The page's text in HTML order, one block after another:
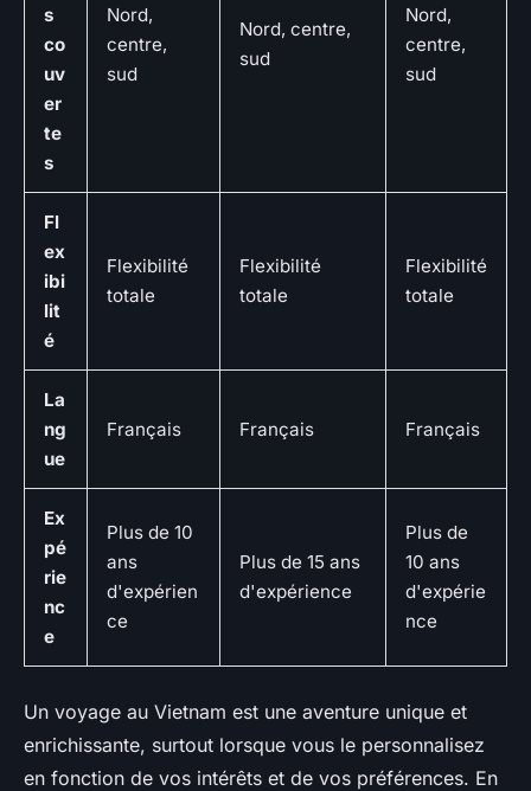
s
co
uv
er
te
s
Nord,
centre,
sud
Nord, centre,
sud
Nord,
centre,
sud
Fl
ex
ibi
lit
é
Flexibilité
totale
Flexibilité
totale
Flexibilité
totale
La
ng
ue
Français Français Français
Ex
pé
rie
nc
e
Plus de 10
ans
d'expérien
ce
Plus de 15 ans
d'expérience
Plus de
10 ans
d'expérie
nce
Un voyage au Vietnam est une aventure unique et
enrichissante, surtout lorsque vous le personnalisez
en fonction de vos intérêts et de vos préférences. En